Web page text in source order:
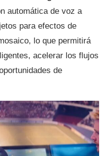
automática de voz a
para efectos de
lo que permitirá
acelerar los flujos
de